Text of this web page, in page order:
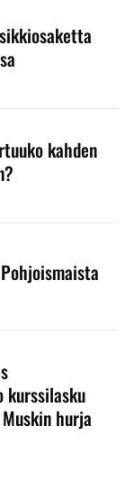
kahden
kurssilasku
hurja